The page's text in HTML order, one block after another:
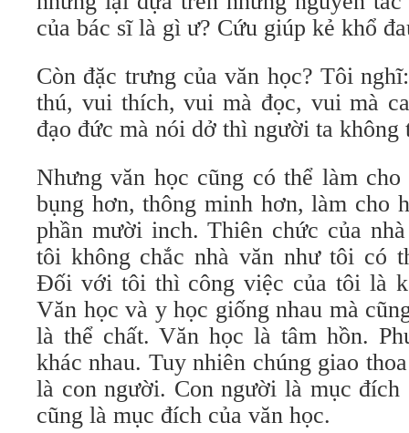
của bác sĩ là gì ư? Cứu giúp kẻ khổ
Còn đặc trưng của văn học? Tôi
thú, vui thích, vui mà đọc, vui mà
đạo đức mà nói dở thì người ta không
Nhưng văn học cũng có thể làm
bụng hơn, thông minh hơn, làm cho
phần mười inch. Thiên chức của
tôi không chắc nhà văn như tôi có
Đối với tôi thì công việc của tôi là
Văn học và y học giống nhau mà
là thể chất. Văn học là tâm hồn.
khác nhau. Tuy nhiên chúng giao
là con người. Con người là mục
cũng là mục đích của văn học.